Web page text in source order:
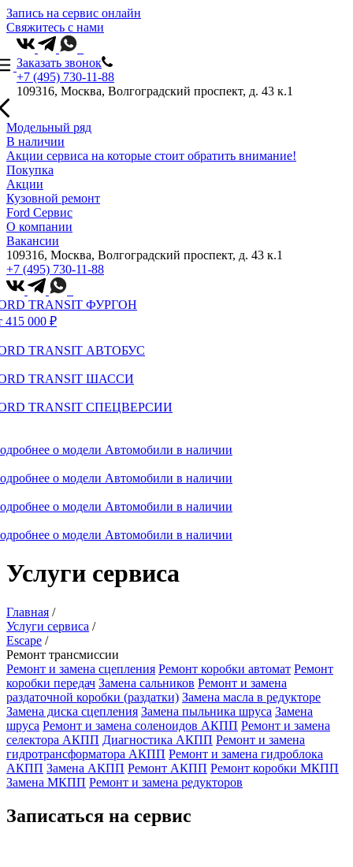
Запись на сервис онлайн
Свяжитесь с нами
Заказать звонок
+7 (495) 730-11-88
109316, Москва, Волгоградский проспект, д. 43 к.1
Модельный ряд
В наличии
Акции сервиса на которые стоит обратить внимание!
Покупка
Акции
Кузовной ремонт
Ford Сервис
О компании
Вакансии
109316, Москва, Волгоградский проспект, д. 43 к.1
+7 (495) 730-11-88
TRANSIT ФУРГОН
415 000 ₽
TRANSIT АВТОБУС
TRANSIT ШАССИ
TRANSIT СПЕЦВЕРСИИ
о модели Автомобили в наличии
о модели Автомобили в наличии
о модели Автомобили в наличии
о модели Автомобили в наличии
Услуги сервиса
Главная /
Услуги сервиса /
Escape /
Ремонт трансмиссии
Ремонт и замена сцепления Ремонт коробки автомат Ремонт
коробки передач Замена сальников Ремонт и замена
раздаточной коробки (раздатки) Замена масла в редукторе
Замена диска сцепления Замена пыльника шруса Замена
шруса Ремонт и замена соленоидов АКПП Ремонт и замена
селектора АКПП Диагностика АКПП Ремонт и замена
гидротрансформатора АКПП Ремонт и замена гидроблока
АКПП Замена АКПП Ремонт АКПП Ремонт коробки МКПП
Замена МКПП Ремонт и замена редукторов
Записаться на сервис